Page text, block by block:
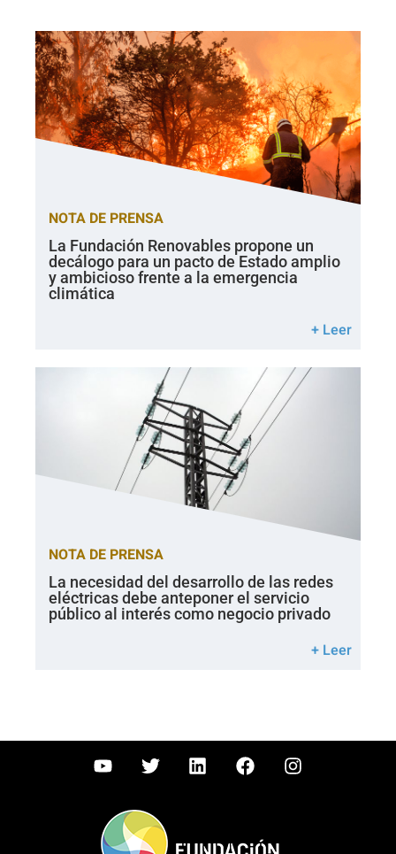
NOTA DE PRENSA
La Fundación Renovables propone un
decálogo para un pacto de Estado amplio
y ambicioso frente a la emergencia
climática
+ Leer
NOTA DE PRENSA
La necesidad del desarrollo de las redes
eléctricas debe anteponer el servicio
público al interés como negocio privado
+ Leer